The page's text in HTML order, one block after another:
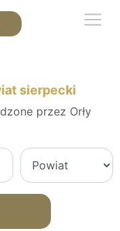
sierpecki
przez Orły